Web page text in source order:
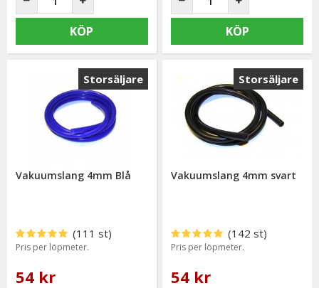
KÖP KÖP
Storsäljare
Vakuumslang 4mm Blå
(111 st)
Pris per löpmeter.
54 kr
Storsäljare
Vakuumslang 4mm svart
(142 st)
Pris per löpmeter.
54 kr